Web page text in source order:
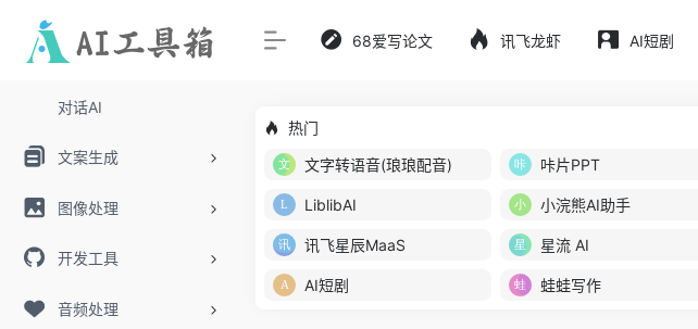
对话AI
文案生成
图像处理
开发工具
音频处理
68爱写论文 讯飞龙虾 AI短剧
热门
文字转语音(琅琅配音)
咔片PPT
LiblibAI 小浣熊AI助手
讯飞星辰MaaS 星流 AI
AI短剧 蛙蛙写作